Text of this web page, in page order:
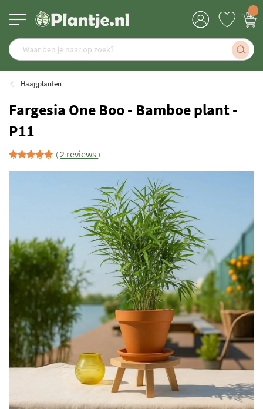
Haagplanten
Fargesia One Boo - Bamboe plant -
P11
2 reviews